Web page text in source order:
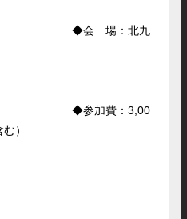
北九
：3,00
む）